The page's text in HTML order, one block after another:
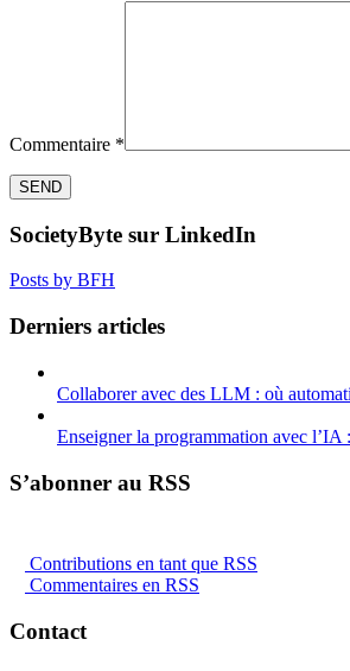
Commentaire *
SocietyByte sur LinkedIn
Posts by BFH
Derniers articles
Collaborer avec des LLM : où
Enseigner la programmation avec l’IA
S’abonner au RSS
Contributions en tant que RSS
Commentaires en RSS
Contact